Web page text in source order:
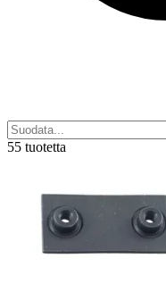
55 tuotetta